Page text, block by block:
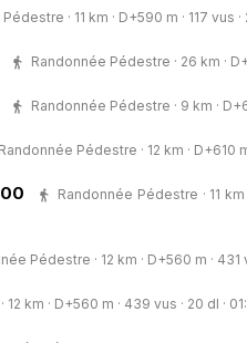
· 11 km · D+590 m · 117 vus ·
Randonnée Pédestre · 26 km ·
Randonnée Pédestre · 9 km ·
Randonnée Pédestre · 12 km · D+610
Randonnée Pédestre · 11 km
Pédestre · 12 km · D+560 m · 431
km · D+560 m · 439 vus · 20 dl ·